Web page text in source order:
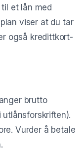
et lån med
viser at du tar
også kredittkort-
brutto
Vurder å betale